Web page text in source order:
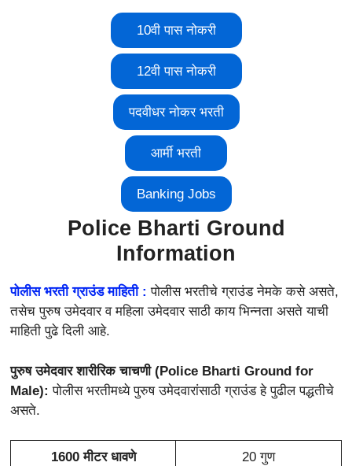
10वी पास नोकरी
12वी पास नोकरी
पदवीधर नोकर भरती
आर्मी भरती
Banking Jobs
Police Bharti Ground
Information
पोलीस भरती ग्राउंड माहिती : पोलीस भरतीचे ग्राउंड नेमके कसे असते,
तसेच पुरुष उमेदवार व महिला उमेदवार साठी काय भिन्नता असते याची
माहिती पुढे दिली आहे.
पुरुष उमेदवार शारीरिक चाचणी (Police Bharti Ground for
Male): पोलीस भरतीमध्ये पुरुष उमेदवारांसाठी ग्राउंड हे पुढील पद्धतीचे
असते.
1600 मीटर धावणे 20 गुण